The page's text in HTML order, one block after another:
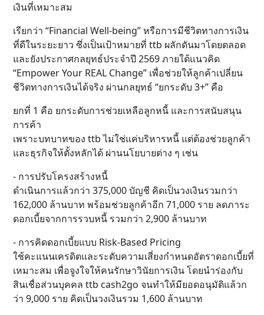
เงินที่เหมาะสม
เรียกว่า “Financial Well-being” หรือการมีชีวิตทางการเงิน
ที่ดีในระยะยาว ซึ่งเป็นเป้าหมายที่ ttb ผลักดันมาโดยตลอด
และยังประกาศกลยุทธ์ประจำปี 2569 ภายใต้แนวคิด
“Empower Your REAL Change” เพื่อช่วยให้ลูกค้าเปลี่ยน
ชีวิตทางการเงินได้จริง ผ่านกลยุทธ์ “ยกระดับ 3+” คือ
ยกที่ 1 คือ ยกระดับการช่วยเหลือลูกหนี้ และการสนับสนุน
การค้า
เพราะบทบาทของ ttb ไม่ใช่แค่บริหารหนี้ แต่ต้องช่วยลูกค้า
และธุรกิจให้ตั้งหลักได้ ผ่านนโยบายต่าง ๆ เช่น
- การปรับโครงสร้างหนี้
ดำเนินการแล้วกว่า 375,000 บัญชี คิดเป็นวงเงินรวมกว่า
162,000 ล้านบาท พร้อมช่วยลูกค้าอีก 71,000 ราย ลดภาระ
ดอกเบี้ยจากการรวบหนี้ รวมกว่า 2,900 ล้านบาท
- การคิดดอกเบี้ยแบบ Risk-Based Pricing
ใช้คะแนนเครดิตและระดับความเสี่ยงกำหนดอัตราดอกเบี้ยที่
เหมาะสม เพื่อจูงใจให้คนรักษาวินัยการเงิน โดยนำร่องกับ
สินเชื่อส่วนบุคคล ttb cash2go จนทำให้มียอดอนุมัติแล้วก
ว่า 9,000 ราย คิดเป็นวงเงินรวม 1,600 ล้านบาท